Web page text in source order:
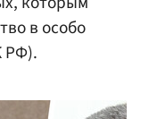
в особо
РФ).